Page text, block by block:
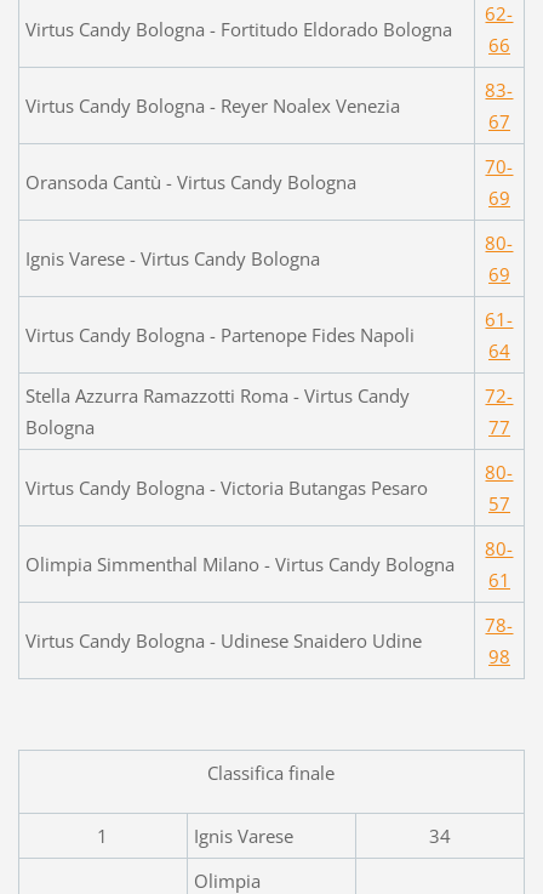
Virtus Candy Bologna - Fortitudo Eldorado Bologna
62-
66
Virtus Candy Bologna - Reyer Noalex Venezia
83-
67
Oransoda Cantù - Virtus Candy Bologna
70-
69
Ignis Varese - Virtus Candy Bologna
80-
69
Virtus Candy Bologna - Partenope Fides Napoli
61-
64
Stella Azzurra Ramazzotti Roma - Virtus Candy
Bologna
72-
77
Virtus Candy Bologna - Victoria Butangas Pesaro
80-
57
Olimpia Simmenthal Milano - Virtus Candy Bologna
80-
61
Virtus Candy Bologna - Udinese Snaidero Udine
78-
98
Classifica finale
1 Ignis Varese 34
Olimpia